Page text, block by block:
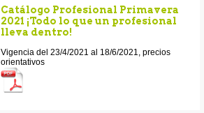
Catálogo Profesional Primavera
2021 ¡Todo lo que un profesional
lleva dentro!
Vigencia del 23/4/2021 al 18/6/2021, precios
orientativos